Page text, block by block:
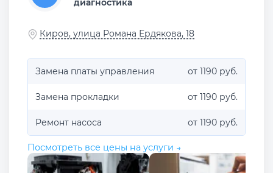
диагностика
Киров, улица Романа Ердякова, 18
Замена платы управления от 1190 руб.
Замена прокладки от 1190 руб.
Ремонт насоса от 1190 руб.
Посмотреть все цены на услуги →